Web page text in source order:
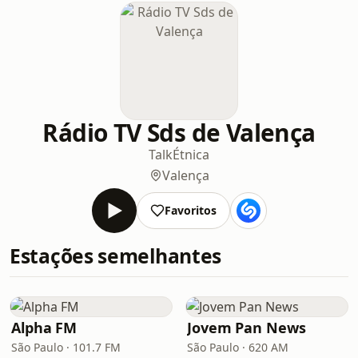
Rádio TV Sds de Valença
TalkÉtnica
Valença
Favoritos
Estações semelhantes
Alpha FM
São Paulo · 101.7 FM
Jovem Pan News
São Paulo · 620 AM